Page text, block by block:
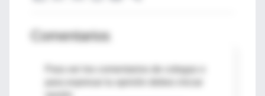
Comentarios
Para ver los comentarios de colegas o